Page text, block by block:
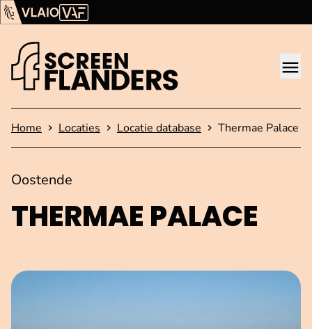
Ga verder naar de inhoud
Vlaams Audiovisueel Fonds (VAF)
Startpagina
Home Locaties Locatie database Thermae Palace
THERMAE PALACE
Oostende